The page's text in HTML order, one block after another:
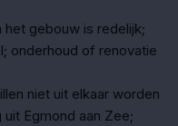
gebouw is redelijk;
onderhoud of renovatie
niet uit elkaar worden
Egmond aan Zee;